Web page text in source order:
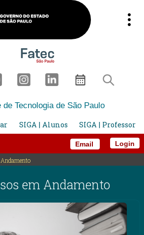
Email
de Tecnologia de São Paulo
SIGA | Alunos SIGA | Professor
Login
em Andamento